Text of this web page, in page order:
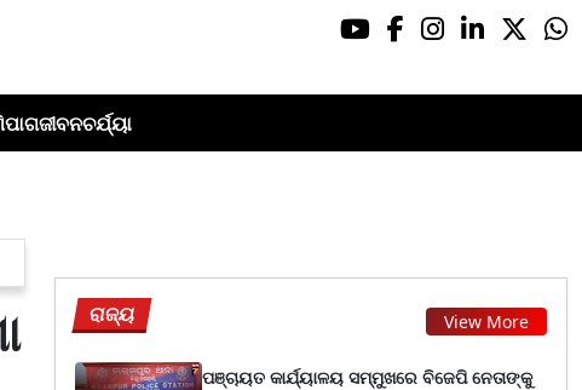
ଜୀବନଚର୍ଯ୍ୟା
ରାଜ୍ୟ View More
ପଞ୍ଚାୟତ କାର୍ଯ୍ୟାଳୟ ସମ୍ମୁଖରେ ବିଜେପି ନେତାଙ୍କୁ